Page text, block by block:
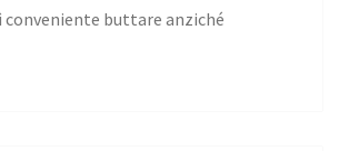
conveniente buttare anziché